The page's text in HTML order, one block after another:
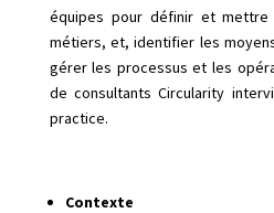
équipes pour définir et
métiers, et, identifier les
gérer les processus et les
de consultants Circularity
practice.
Contexte